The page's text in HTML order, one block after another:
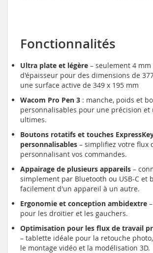
Fonctionnalités
Ultra plate et légère – seulement 4 mm
d'épaisseur pour des dimensions de
une surface active de 349 x 195 mm
Wacom Pro Pen 3 : manche, poids et
personnalisables pour une précision et
ultimes.
Boutons rotatifs et touches
personnalisables – simplifiez votre flux
personnalisant vos commandes.
Appairage de plusieurs appareils –
simplement par Bluetooth ou USB-C et
facilement d'un appareil à un autre.
Ergonomie et conception ambidextre
pour les droitier et les gauchers.
Optimisation pour les flux de travail
– tablette idéale pour la retouche
le montage vidéo et la modélisation 3D.